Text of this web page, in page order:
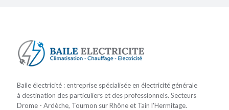
Baile électricité : entreprise spécialisée en électricité générale
à destination des particuliers et des professionnels. Secteurs
Drome - Ardèche, Tournon sur Rhône et Tain l'Hermitage.